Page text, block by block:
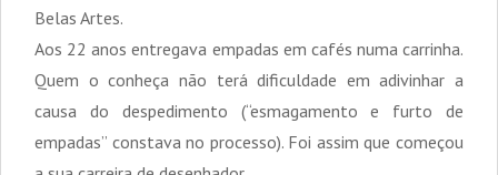
Belas Artes.
Aos 22 anos entregava empadas em cafés numa carrinha.
Quem o conheça não terá dificuldade em adivinhar a
causa do despedimento (“esmagamento e furto de
empadas” constava no processo). Foi assim que começou